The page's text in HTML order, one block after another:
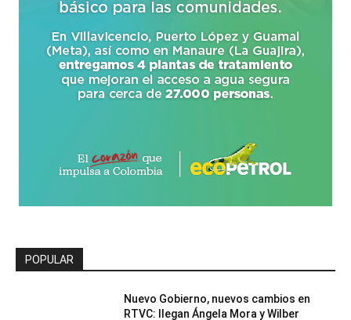
POPULAR
Nuevo Gobierno, nuevos cambios en
RTVC: llegan Ángela Mora y Wilber